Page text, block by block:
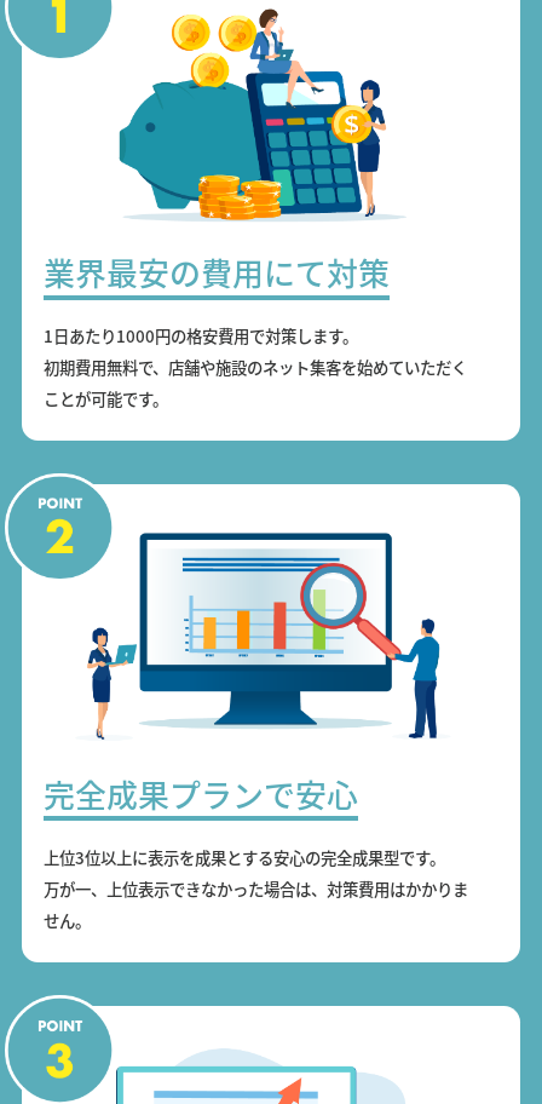
業界最安の費用にて対策
1日あたり1000円の格安費用で対策します。
初期費用無料で、店舗や施設のネット集客を始めていただく
ことが可能です。
完全成果プランで安心
上位3位以上に表示を成果とする安心の完全成果型です。
万が一、上位表示できなかった場合は、対策費用はかかりま
せん。